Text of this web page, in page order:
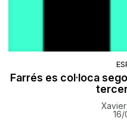
Farrés es col·loca
16/